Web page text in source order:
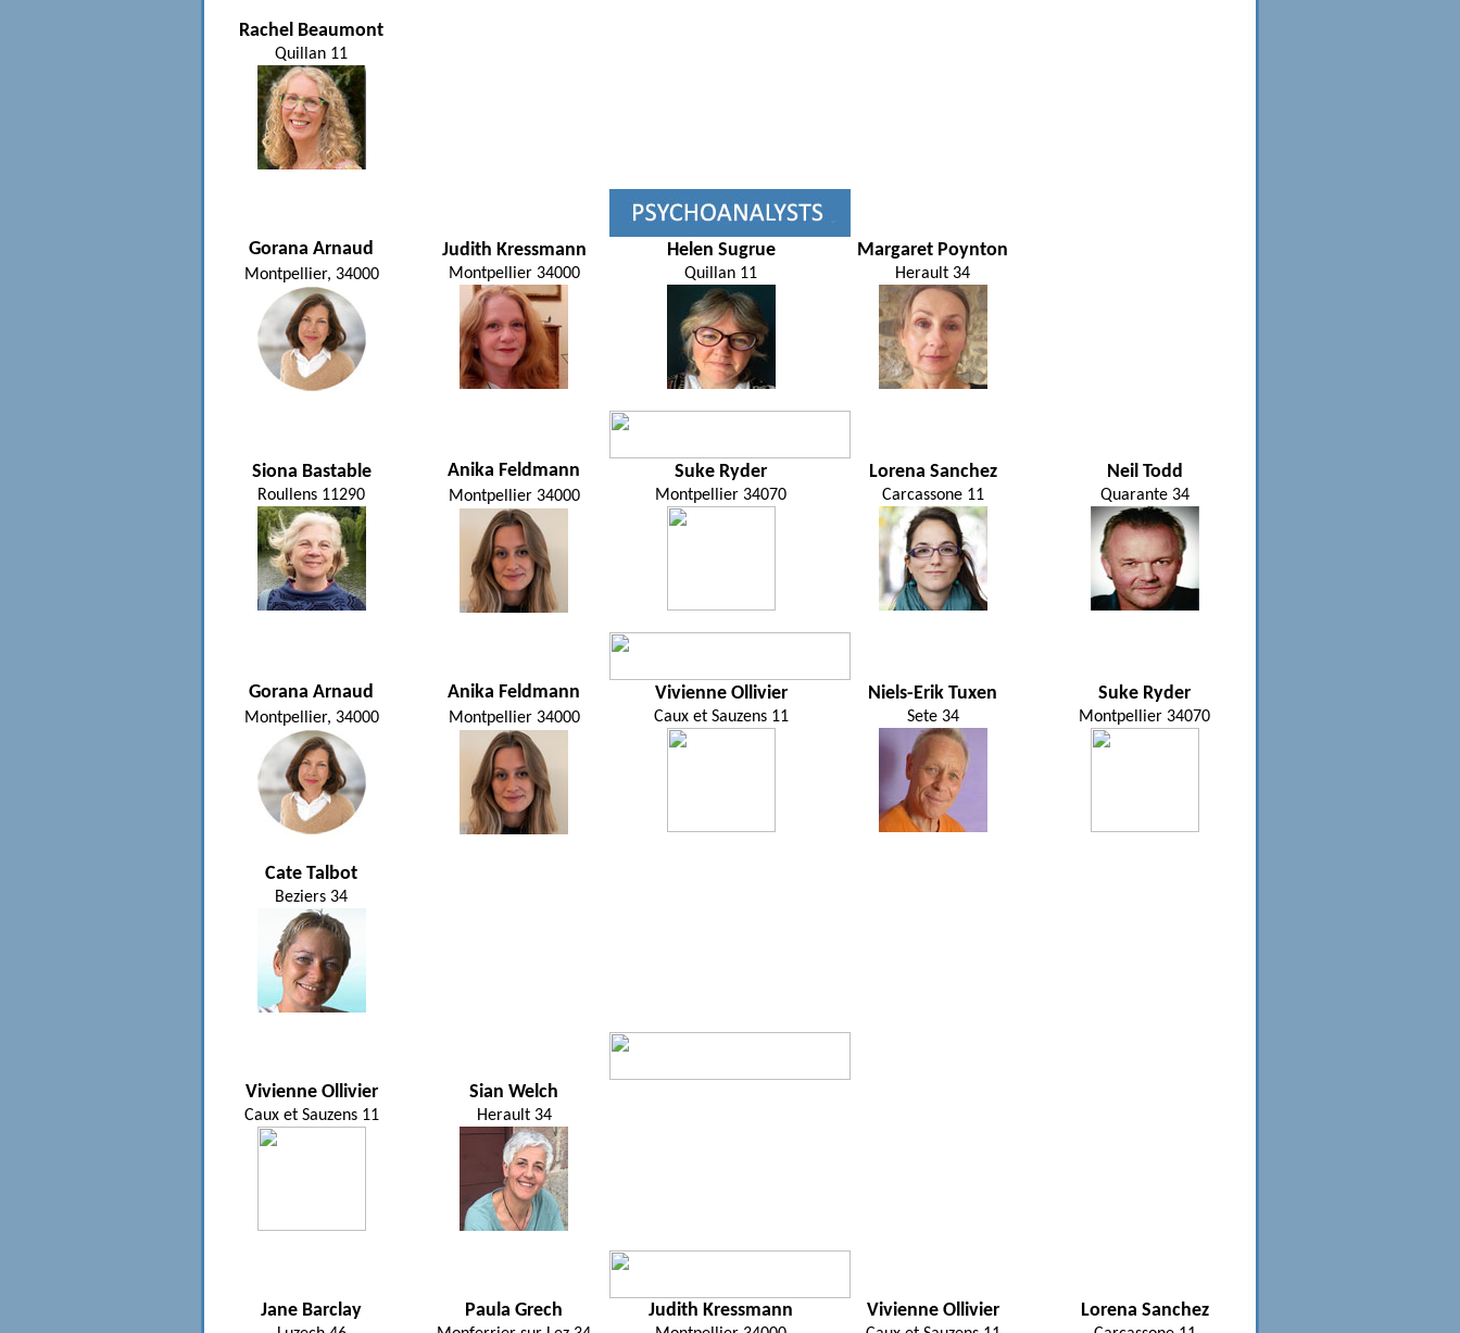
Rachel Beaumont
Quillan 11
Gorana Arnaud
Montpellier, 34000
Judith Kressmann
Montpellier 34000
Helen Sugrue
Quillan 11
Margaret Poynton
Herault 34
Siona Bastable
Roullens 11290
Anika Feldmann
Montpellier 34000
Suke Ryder
Montpellier 34070
Lorena Sanchez
Carcassone 11
Neil Todd
Quarante 34
Gorana Arnaud
Montpellier, 34000
Anika Feldmann
Montpellier 34000
Vivienne Ollivier
Caux et Sauzens 11
Niels-Erik Tuxen
Sete 34
Suke Ryder
Montpellier 34070
Cate Talbot
Beziers 34
Vivienne Ollivier
Caux et Sauzens 11
Sian Welch
Herault 34
Jane Barclay Paula Grech Judith Kressmann Vivienne Ollivier Lorena Sanchez